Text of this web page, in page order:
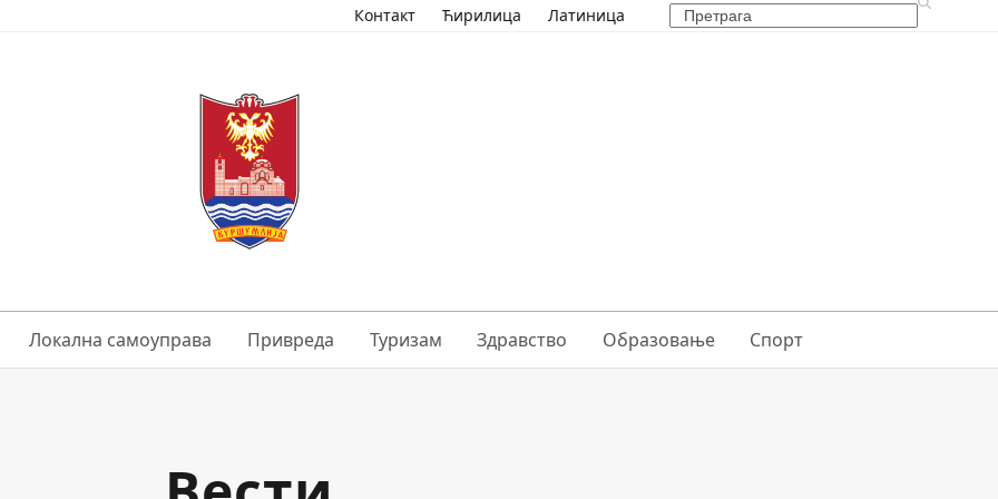
Контакт Ћирилица Латиница Search
Локална самоуправа Привреда Туризам Здравство Образовање Спорт